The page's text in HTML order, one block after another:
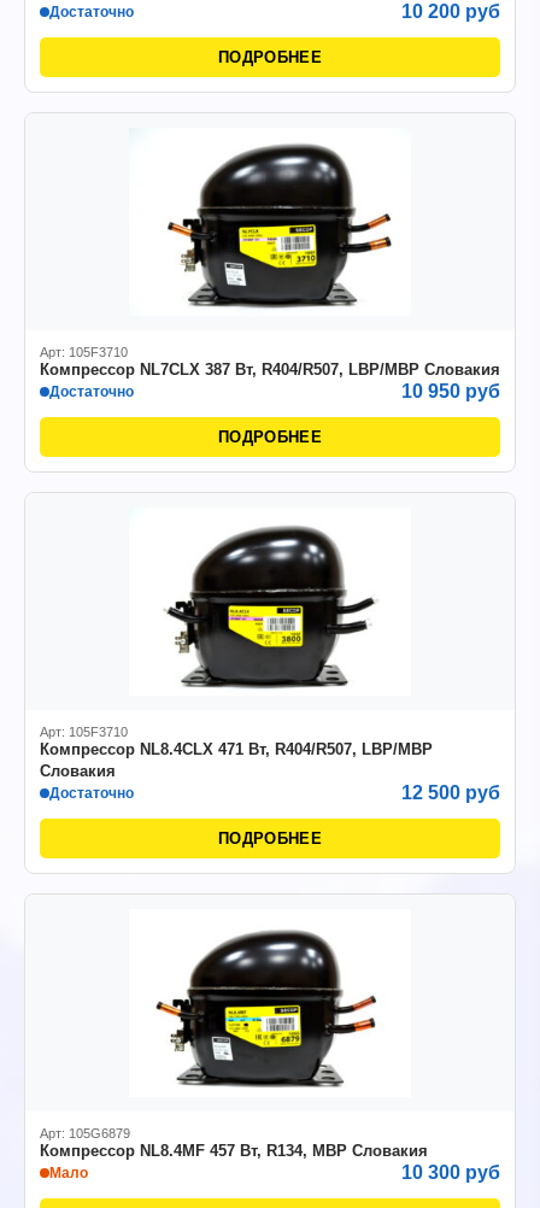
Достаточно 10 200 руб
ПОДРОБНЕЕ
Арт: 105F3710
Компрессор NL7CLX 387 Вт, R404/R507, LBP/MBP Словакия
Достаточно 10 950 руб
ПОДРОБНЕЕ
Арт: 105F3710
Компрессор NL8.4CLX 471 Вт, R404/R507, LBP/MBP
Словакия
Достаточно 12 500 руб
ПОДРОБНЕЕ
Арт: 105G6879
Компрессор NL8.4MF 457 Вт, R134, MBP Словакия
Мало 10 300 руб